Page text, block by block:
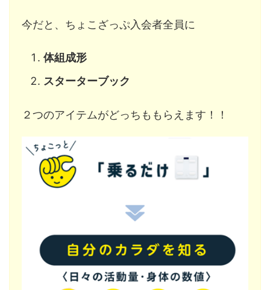
今だと、ちょこざっぷ入会者全員に
体組成形
スターターブック
２つのアイテムがどっちももらえます！！